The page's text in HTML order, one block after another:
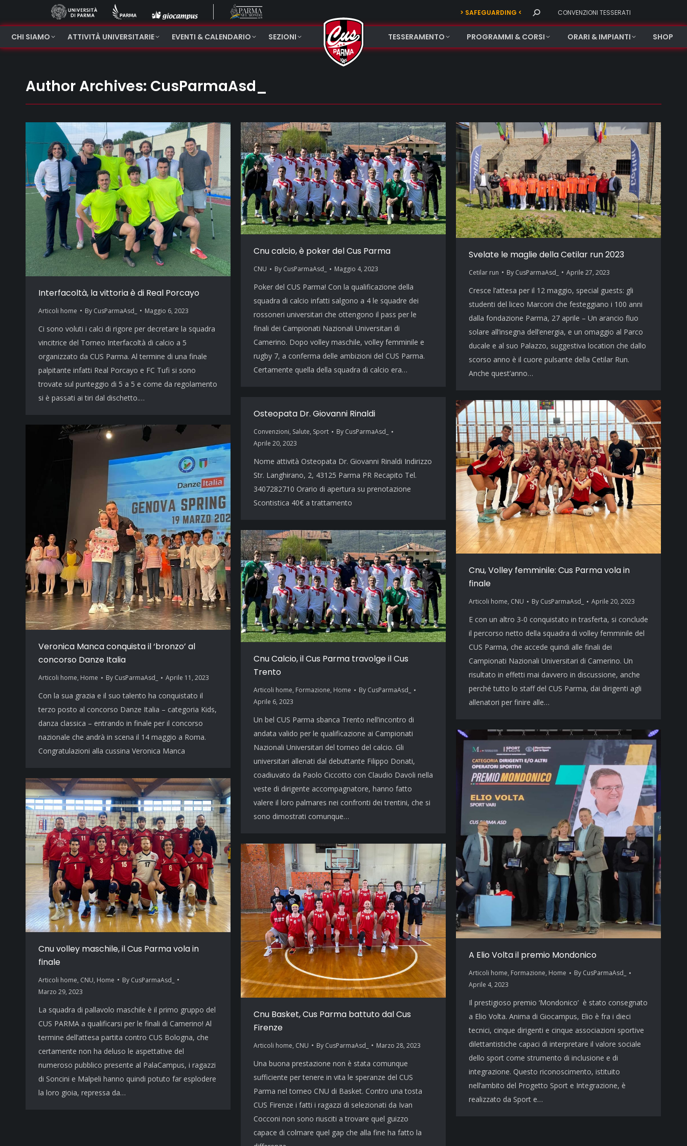
> SAFEGUARDING < Search: CONVENZIONI TESSERATI
CHI SIAMO ATTIVITÀ UNIVERSITARIE EVENTI & CALENDARIO SEZIONI TESSERAMENTO PROGRAMMI & CORSI ORARI & IMPIANTI SHOP
Author Archives: CusParmaAsd_
Interfacoltà, la vittoria è di Real Porcayo
Articoli home By CusParmaAsd_ Maggio 6, 2023
Ci sono voluti i calci di rigore per decretare la squadra
vincitrice del Torneo Interfacoltà di calcio a 5
organizzato da CUS Parma. Al termine di una finale
palpitante infatti Real Porcayo e FC Tufi si sono
trovate sul punteggio di 5 a 5 e come da regolamento
si è passati ai tiri dal dischetto.…
Cnu calcio, è poker del Cus Parma
CNU By CusParmaAsd_ Maggio 4, 2023
Poker del CUS Parma! Con la qualificazione della
squadra di calcio infatti salgono a 4 le squadre dei
rossoneri universitari che ottengono il pass per le
finali dei Campionati Nazionali Universitari di
Camerino. Dopo volley maschile, volley femminile e
rugby 7, a conferma delle ambizioni del CUS Parma.
Certamente quella della squadra di calcio era…
Svelate le maglie della Cetilar run 2023
Cetilar run By CusParmaAsd_ Aprile 27, 2023
Cresce l’attesa per il 12 maggio, special guests: gli
studenti del liceo Marconi che festeggiano i 100 anni
dalla fondazione Parma, 27 aprile – Un arancio fluo
solare all’insegna dell’energia, e un omaggio al Parco
ducale e al suo Palazzo, suggestiva location che dallo
scorso anno è il cuore pulsante della Cetilar Run.
Anche quest’anno…
Osteopata Dr. Giovanni Rinaldi
Convenzioni, Salute, Sport By CusParmaAsd_
Aprile 20, 2023
Nome attività Osteopata Dr. Giovanni Rinaldi Indirizzo
Str. Langhirano, 2, 43125 Parma PR Recapito Tel.
3407282710 Orario di apertura su prenotazione
Scontistica 40€ a trattamento
Cnu, Volley femminile: Cus Parma vola in
finale
Articoli home, CNU By CusParmaAsd_ Aprile 20, 2023
E con un altro 3-0 conquistato in trasferta, si conclude
il percorso netto della squadra di volley femminile del
CUS Parma, che accede quindi alle finali dei
Campionati Nazionali Universitari di Camerino. Un
risultato in effetti mai davvero in discussione, anche
perché tutto lo staff del CUS Parma, dai dirigenti agli
allenatori per finire alle…
Veronica Manca conquista il ‘bronzo’ al
concorso Danze Italia
Articoli home, Home By CusParmaAsd_ Aprile 11, 2023
Con la sua grazia e il suo talento ha conquistato il
terzo posto al concorso Danze Italia – categoria Kids,
danza classica – entrando in finale per il concorso
nazionale che andrà in scena il 14 maggio a Roma.
Congratulazioni alla cussina Veronica Manca
Cnu Calcio, il Cus Parma travolge il Cus
Trento
Articoli home, Formazione, Home By CusParmaAsd_
Aprile 6, 2023
Un bel CUS Parma sbanca Trento nell’incontro di
andata valido per le qualificazione ai Campionati
Nazionali Universitari del torneo del calcio. Gli
universitari allenati dal debuttante Filippo Donati,
coadiuvato da Paolo Ciccotto con Claudio Davoli nella
veste di dirigente accompagnatore, hanno fatto
valere il loro palmares nei confronti dei trentini, che si
sono dimostrati comunque…
A Elio Volta il premio Mondonico
Articoli home, Formazione, Home By CusParmaAsd_
Aprile 4, 2023
Il prestigioso premio ‘Mondonico’ è stato consegnato
a Elio Volta. Anima di Giocampus, Elio è fra i dieci
tecnici, cinque dirigenti e cinque associazioni sportive
dilettantistiche capaci di interpretare il valore sociale
dello sport come strumento di inclusione e di
integrazione. Questo riconoscimento, istituito
nell’ambito del Progetto Sport e Integrazione, è
realizzato da Sport e…
Cnu volley maschile, il Cus Parma vola in
finale
Articoli home, CNU, Home By CusParmaAsd_
Marzo 29, 2023
La squadra di pallavolo maschile è il primo gruppo del
CUS PARMA a qualificarsi per le finali di Camerino! Al
termine dell’attesa partita contro CUS Bologna, che
certamente non ha deluso le aspettative del
numeroso pubblico presente al PalaCampus, i ragazzi
di Soncini e Malpeli hanno quindi potuto far esplodere
la loro gioia, repressa da…
Cnu Basket, Cus Parma battuto dal Cus
Firenze
Articoli home, CNU By CusParmaAsd_ Marzo 28, 2023
Una buona prestazione non è stata comunque
sufficiente per tenere in vita le speranze del CUS
Parma nel torneo CNU di Basket. Contro una tosta
CUS Firenze i fatti i ragazzi di selezionati da Ivan
Cocconi non sono riusciti a trovare quel guizzo
capace di colmare quel gap che alla fine ha fatto la